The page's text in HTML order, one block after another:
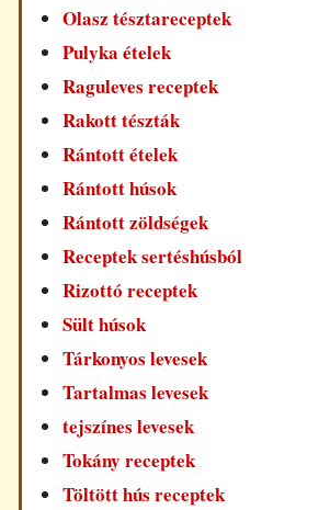
Olasz tésztareceptek
Pulyka ételek
Raguleves receptek
Rakott tészták
Rántott ételek
Rántott húsok
Rántott zöldségek
Receptek sertéshúsból
Rizottó receptek
Sült húsok
Tárkonyos levesek
Tartalmas levesek
tejszínes levesek
Tokány receptek
Töltött hús receptek